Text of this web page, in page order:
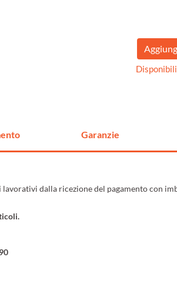
Garanzie
dalla ricezione del pagamento con